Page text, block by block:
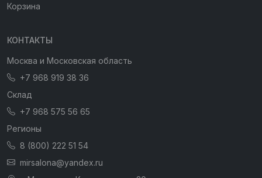
Корзина
КОНТАКТЫ
Москва и Московская область
+7 968 919 38 36
Склад
+7 968 575 56 65
Регионы
8 (800) 222 51 54
mirsalona@yandex.ru